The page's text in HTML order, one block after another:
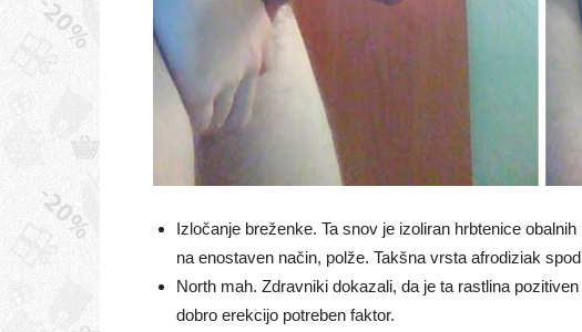
Izločanje breženke. Ta snov je izoliran hrbtenice
na enostaven način, polže. Takšna vrsta afrodiziak
North mah. Zdravniki dokazali, da je ta rastlina
dobro erekcijo potreben faktor.